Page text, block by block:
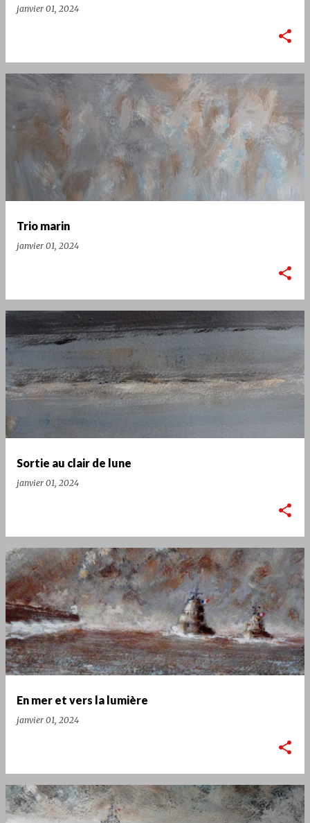
janvier 01, 2024
Trio marin
janvier 01, 2024
Sortie au clair de lune
janvier 01, 2024
En mer et vers la lumière
janvier 01, 2024